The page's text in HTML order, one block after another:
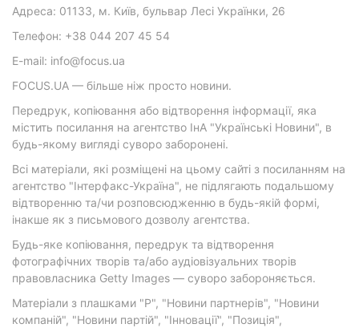
Адреса: 01133, м. Київ, бульвар Лесі Українки, 26
Телефон: +38 044 207 45 54
E-mail: info@focus.ua
FOCUS.UA — більше ніж просто новини.
Передрук, копіювання або відтворення інформації, яка
містить посилання на агентство ІнА "Українські Новини", в
будь-якому вигляді суворо заборонені.
Всі матеріали, які розміщені на цьому сайті з посиланням на
агентство "Інтерфакс-Україна", не підлягають подальшому
відтворенню та/чи розповсюдженню в будь-якій формі,
інакше як з письмового дозволу агентства.
Будь-яке копіювання, передрук та відтворення
фотографічних творів та/або аудіовізуальних творів
правовласника Getty Images — суворо забороняється.
Матеріали з плашками "Р", "Новини партнерів", "Новини
компаній", "Новини партій", "Інновації", "Позиція",